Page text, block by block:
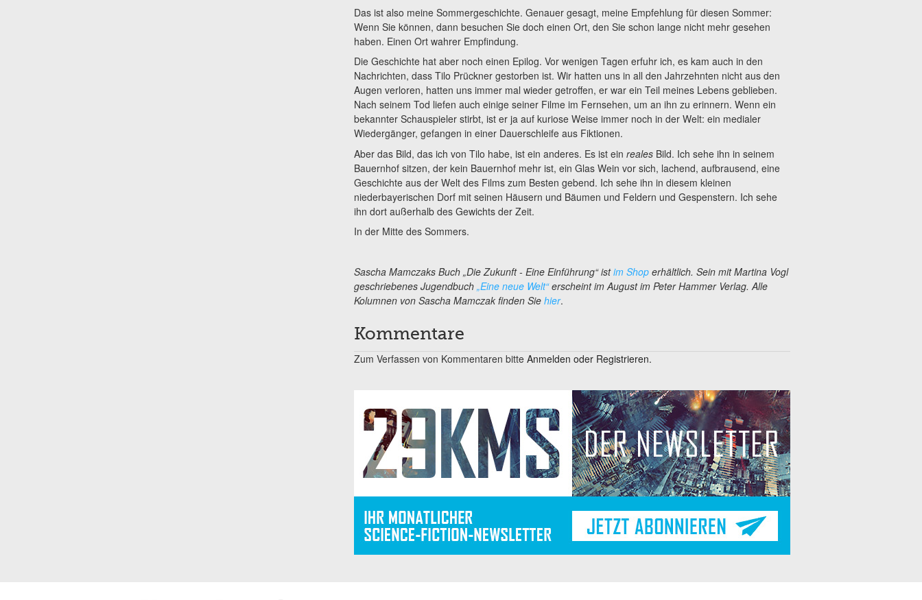
Das ist also meine Sommergeschichte. Genauer gesagt, meine Empfehlung für diesen Sommer:
Wenn Sie können, dann besuchen Sie doch einen Ort, den Sie schon lange nicht mehr gesehen
haben. Einen Ort wahrer Empfindung.
Die Geschichte hat aber noch einen Epilog. Vor wenigen Tagen erfuhr ich, es kam auch in den
Nachrichten, dass Tilo Prückner gestorben ist. Wir hatten uns in all den Jahrzehnten nicht aus den
Augen verloren, hatten uns immer mal wieder getroffen, er war ein Teil meines Lebens geblieben.
Nach seinem Tod liefen auch einige seiner Filme im Fernsehen, um an ihn zu erinnern. Wenn ein
bekannter Schauspieler stirbt, ist er ja auf kuriose Weise immer noch in der Welt: ein medialer
Wiedergänger, gefangen in einer Dauerschleife aus Fiktionen.
Aber das Bild, das ich von Tilo habe, ist ein anderes. Es ist ein realesBild. Ich sehe ihn in seinem
Bauernhof sitzen, der kein Bauernhof mehr ist, ein Glas Wein vor sich, lachend, aufbrausend, eine
Geschichte aus der Welt des Films zum Besten gebend. Ich sehe ihn in diesem kleinen
niederbayerischen Dorf mit seinen Häusern und Bäumen und Feldern und Gespenstern. Ich sehe
ihn dort außerhalb des Gewichts der Zeit.
In der Mitte des Sommers.
Sascha Mamczaks Buch „Die Zukunft - Eine Einführung“ istim Shoperhältlich. Sein mit Martina Vogl
geschriebenes Jugendbuch „Eine neue Welt“erscheint im August im Peter Hammer Verlag. Alle
Kolumnen von Sascha Mamczak finden Sie hier.
Kommentare
Zum Verfassen von Kommentaren bitte Anmelden oder Registrieren.